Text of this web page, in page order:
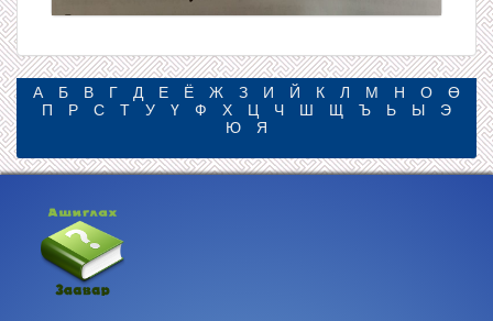
А Б В Г Д Е Ё Ж З И Й К Л М Н О
Ө
П
Р С Т У Ү Ф Х Ц Ч Ш Щ Ъ Ь Ы
Э
Ю
Я